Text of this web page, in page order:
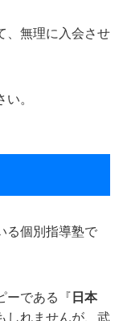
、無理に入会させ
。
る個別指導塾で
ーである『 日本
しれませんが、武